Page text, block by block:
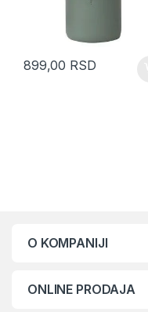
899,00 RSD
O KOMPANIJI
ONLINE PRODAJA